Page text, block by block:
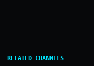
RELATED CHANNELS